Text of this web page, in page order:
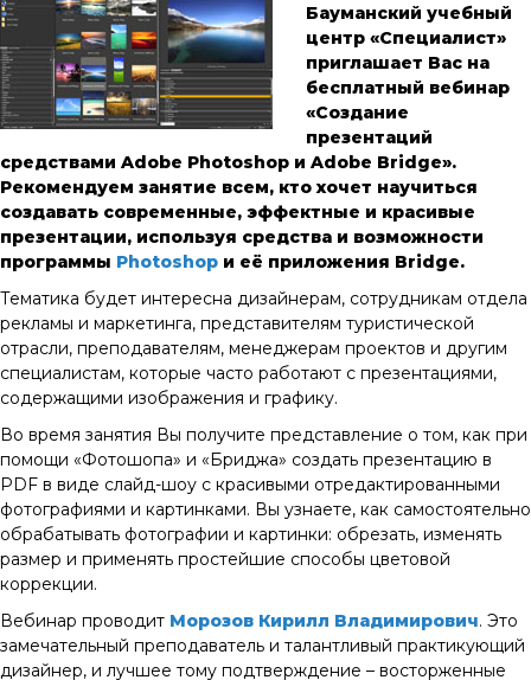
Бауманский учебный
центр «Специалист»
приглашает Вас на
бесплатный вебинар
«Создание
презентаций
средствами Adobe Photoshop и Adobe Bridge».
Рекомендуем занятие всем, кто хочет научиться
создавать современные, эффектные и красивые
презентации, используя средства и возможности
программы Photoshop и её приложения Bridge.
Тематика будет интересна дизайнерам, сотрудникам отдела
рекламы и маркетинга, представителям туристической
отрасли, преподавателям, менеджерам проектов и другим
специалистам, которые часто работают с презентациями,
содержащими изображения и графику.
Во время занятия Вы получите представление о том, как при
помощи «Фотошопа» и «Бриджа» создать презентацию в
PDF в виде слайд-шоу с красивыми отредактированными
фотографиями и картинками. Вы узнаете, как самостоятельно
обрабатывать фотографии и картинки: обрезать, изменять
размер и применять простейшие способы цветовой
коррекции.
Вебинар проводит Морозов Кирилл Владимирович. Это
замечательный преподаватель и талантливый практикующий
дизайнер, и лучшее тому подтверждение – восторженные